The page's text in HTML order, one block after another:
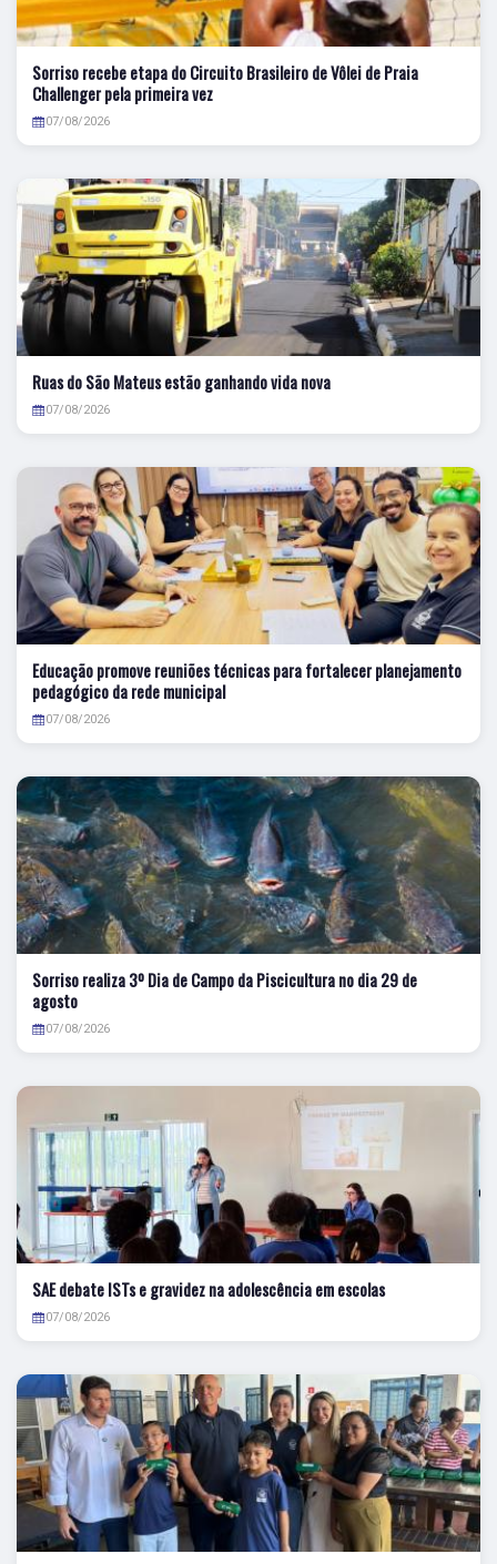
Sorriso recebe etapa do Circuito Brasileiro de Vôlei de Praia
Challenger pela primeira vez
07/08/2026
Ruas do São Mateus estão ganhando vida nova
07/08/2026
Educação promove reuniões técnicas para fortalecer planejamento
pedagógico da rede municipal
07/08/2026
Sorriso realiza 3º Dia de Campo da Piscicultura no dia 29 de
agosto
07/08/2026
SAE debate ISTs e gravidez na adolescência em escolas
07/08/2026